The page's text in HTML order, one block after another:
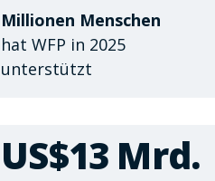
Millionen Menschen
hat WFP in 2025
unterstützt
US$13 Mrd.